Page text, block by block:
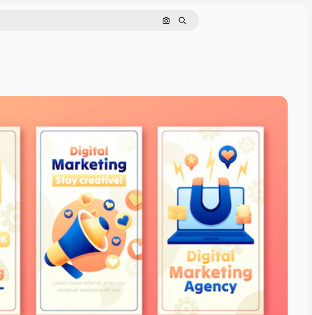
Pesquisar por imagem
Buscar